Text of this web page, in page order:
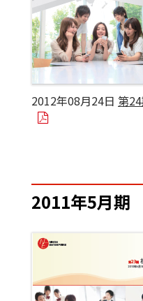
2012年08月24日 第
2011年5月期